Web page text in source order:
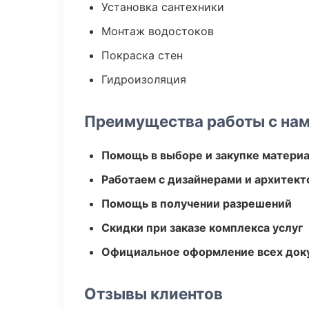
Установка сантехники
Монтаж водостоков
Покраска стен
Гидроизоляция
Преимущества работы с
Помощь в выборе и закупке
Работаем с дизайнерами и
Помощь в получении разрешений
Скидки при заказе комплекса услуг
Официальное оформление всех
Отзывы клиентов